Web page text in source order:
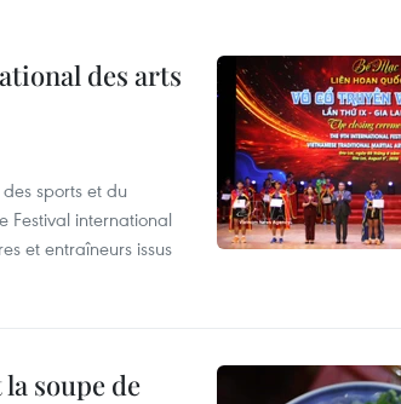
des arts
sports et du
Festival international
et entraîneurs issus
soupe de